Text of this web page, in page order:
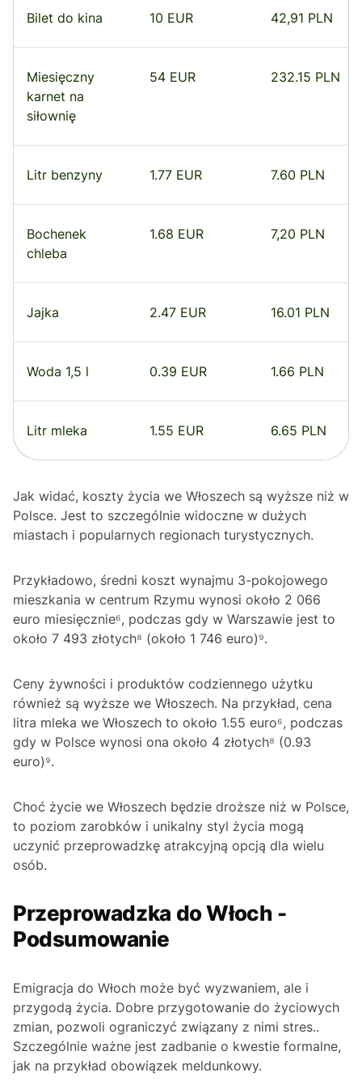
Bilet do kina 10 EUR 42,91 PLN
Miesięczny
karnet na
siłownię
54 EUR 232.15 PLN
Litr benzyny 1.77 EUR 7.60 PLN
Bochenek
chleba
1.68 EUR 7,20 PLN
Jajka 2.47 EUR 16.01 PLN
Woda 1,5 l 0.39 EUR 1.66 PLN
Litr mleka 1.55 EUR 6.65 PLN
Jak widać, koszty życia we Włoszech są wyższe niż w
Polsce. Jest to szczególnie widoczne w dużych
miastach i popularnych regionach turystycznych.
Przykładowo, średni koszt wynajmu 3-pokojowego
mieszkania w centrum Rzymu wynosi około 2 066
euro miesięcznie⁶, podczas gdy w Warszawie jest to
około 7 493 złotych⁸ (około 1 746 euro)⁹.
Ceny żywności i produktów codziennego użytku
również są wyższe we Włoszech. Na przykład, cena
litra mleka we Włoszech to około 1.55 euro⁶, podczas
gdy w Polsce wynosi ona około 4 złotych⁸ (0.93
euro)⁹.
Choć życie we Włoszech będzie droższe niż w Polsce,
to poziom zarobków i unikalny styl życia mogą
uczynić przeprowadzkę atrakcyjną opcją dla wielu
osób.
Przeprowadzka do Włoch -
Podsumowanie
Emigracja do Włoch może być wyzwaniem, ale i
przygodą życia. Dobre przygotowanie do życiowych
zmian, pozwoli ograniczyć związany z nimi stres..
Szczególnie ważne jest zadbanie o kwestie formalne,
jak na przykład obowiązek meldunkowy.